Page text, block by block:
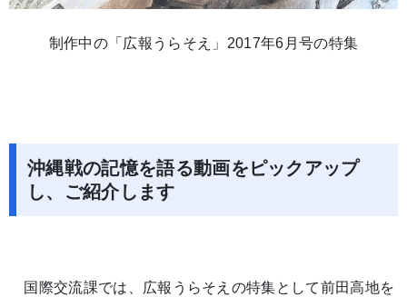
制作中の「広報うらそえ」2017年6月号の特集
沖縄戦の記憶を語る動画をピックアップ
し、ご紹介します
国際交流課では、広報うらそえの特集として前田高地を